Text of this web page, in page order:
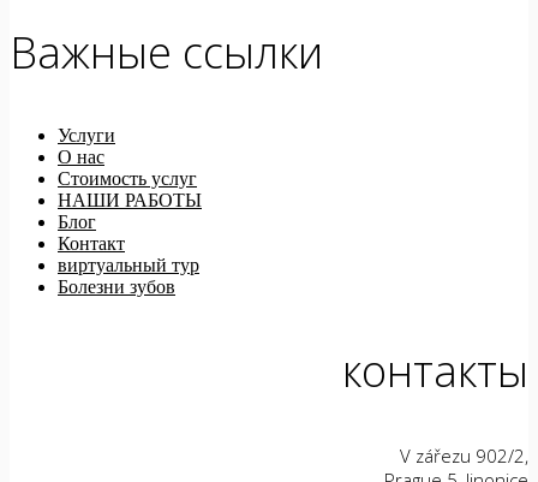
Важные ссылки
Услуги
О нас
Стоимость услуг
НАШИ РАБОТЫ
Блог
Контакт
виртуальный тур
Болезни зубов
контакты
V zářezu 902/2,